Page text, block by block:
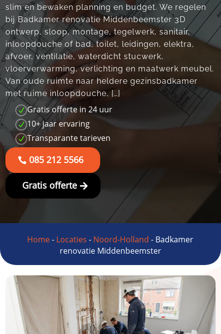
slim en bewaken planning en budget.​ We regelen
bij Badkamer renovatie Middenbeemster 3D
ontwerp, sloop, montage, tegelwerk, sanitair,
inloopdouche of bad, toilet, leidingen, elektra,
afvoer, ventilatie, waterdicht stucwerk,
vloerverwarming, verlichting en maatwerk meubel.​
Van oude ruimte naar heldere gezinsbadkamer
met ruime inloopdouche, […]
N Gratis offerte in 24 uur
N 10+ jaar ervaring
N Transparante tarieven
085 212 5566
Gratis offerte
Home- Locaties - Noord-Holland - Badkamer
renovatie Middenbeemster